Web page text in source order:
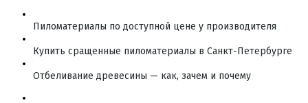
Пиломатериалы по доступной цене у производителя
Купить сращенные пиломатериалы в Санкт-Петербурге
Отбеливание древесины — как, зачем и почему